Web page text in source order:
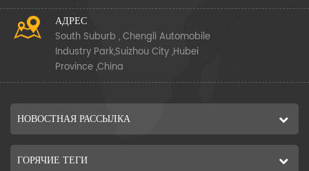
АДРЕС
South Suburb , Chengli Automobile
Industry Park,Suizhou City ,Hubei
Province ,China
НОВОСТНАЯ РАССЫЛКА
ГОРЯЧИЕ ТЕГИ